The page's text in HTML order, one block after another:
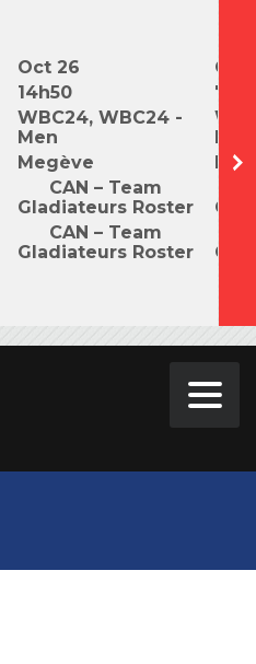
Oct 26
14h50
WBC24, WBC24 -
Men
Megève
CAN – Team
Gladiateurs Roster
CAN – Team
Gladiateurs Roster
Oct